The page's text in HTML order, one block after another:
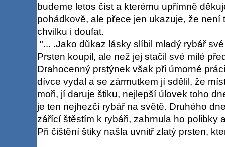
budeme letos číst a kterému upřímně
pohádkově, ale přece jen ukazuje, že není
chvilku i doufat.
"... .Jako důkaz lásky slíbil mladý rybář
Prsten koupil, ale než jej stačil své milé
Drahocenný prstýnek však při úmorné
dívce vydal a se zármutkem jí sdělil, že
moři, jí daruje štiku, nejlepší úlovek toho
je ten nejhezčí rybář na světě. Druhého
zářící štěstím k rybáři, zahrnula ho polibky
Při čištění štiky našla uvnitř zlatý prsten,